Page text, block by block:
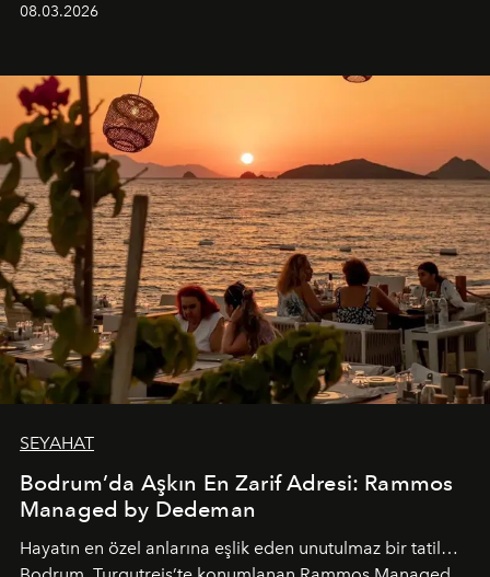
08.03.2026
SEYAHAT
Bodrum’da Aşkın En Zarif Adresi: Rammos
Managed by Dedeman
Hayatın en özel anlarına eşlik eden unutulmaz bir tatil…